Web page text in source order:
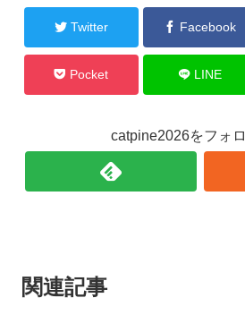
Twitter Facebook
Pocket LINE
catpine2026をフォ
関連記事